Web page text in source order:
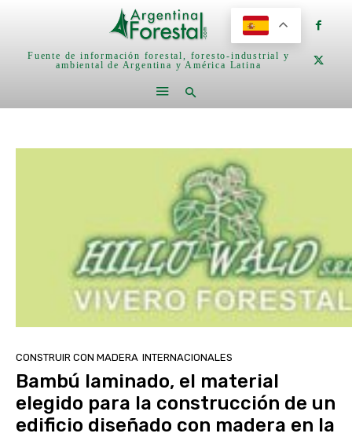
Fuente de información forestal, foresto-industrial y
ambiental de Argentina y América Latina
CONSTRUIR CON MADERA INTERNACIONALES
Bambú laminado, el material
elegido para la construcción de un
edificio diseñado con madera en la